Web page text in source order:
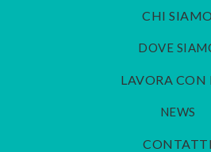
CHI SIAMO
DOVE
LAVORA CON
NEWS
CONTATTI